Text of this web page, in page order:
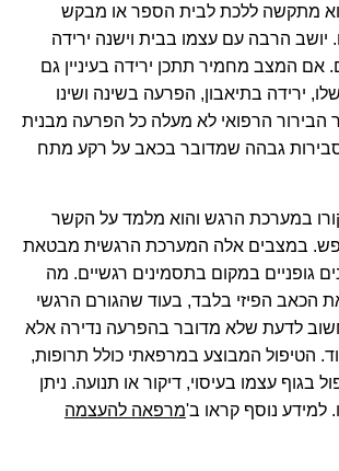
מתקשה ללכת לבית הספר או מבקש
הרבה עם עצמו בבית וישנה ירידה
המצב מחמיר תתכן ירידה בעיניין גם
ירידה בתיאבון, הפרעה בשינה ושינו
הרפואי לא מעלה כל הפרעה מבנית
גבהה שמדובר בכאב על רקע מתח
במערכת הרגש והוא מלמד על הקשר
במצבים אלה המערכת הרגשית מבטאת
במקום בתסמינים רגשיים. מה
הפיזי בלבד, בעוד שהגורם הרגשי
לדעת שלא מדובר בהפרעה נדירה אלא
המבוצע במרפאתי כולל תרופות,
עצמו בעיסוי, דיקור או תנועה. ניתן
נוסף קראו ב'מרפאה להעצמה